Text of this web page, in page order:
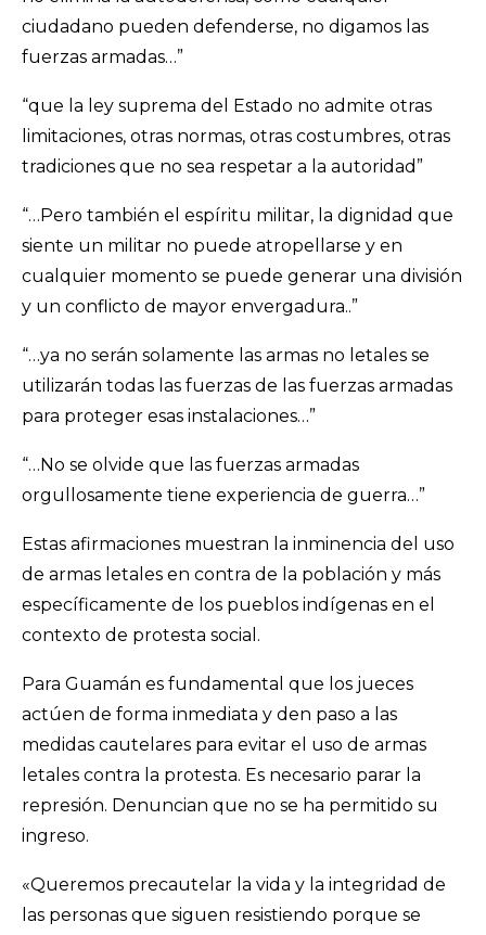
ciudadano pueden defenderse, no digamos las
fuerzas armadas…”
“que la ley suprema del Estado no admite otras
limitaciones, otras normas, otras costumbres, otras
tradiciones que no sea respetar a la autoridad”
“…Pero también el espíritu militar, la dignidad que
siente un militar no puede atropellarse y en
cualquier momento se puede generar una división
y un conflicto de mayor envergadura..”
“…ya no serán solamente las armas no letales se
utilizarán todas las fuerzas de las fuerzas armadas
para proteger esas instalaciones…”
“…No se olvide que las fuerzas armadas
orgullosamente tiene experiencia de guerra…”
Estas afirmaciones muestran la inminencia del uso
de armas letales en contra de la población y más
específicamente de los pueblos indígenas en el
contexto de protesta social.
Para Guamán es fundamental que los jueces
actúen de forma inmediata y den paso a las
medidas cautelares para evitar el uso de armas
letales contra la protesta. Es necesario parar la
represión. Denuncian que no se ha permitido su
ingreso.
«Queremos precautelar la vida y la integridad de
las personas que siguen resistiendo porque se